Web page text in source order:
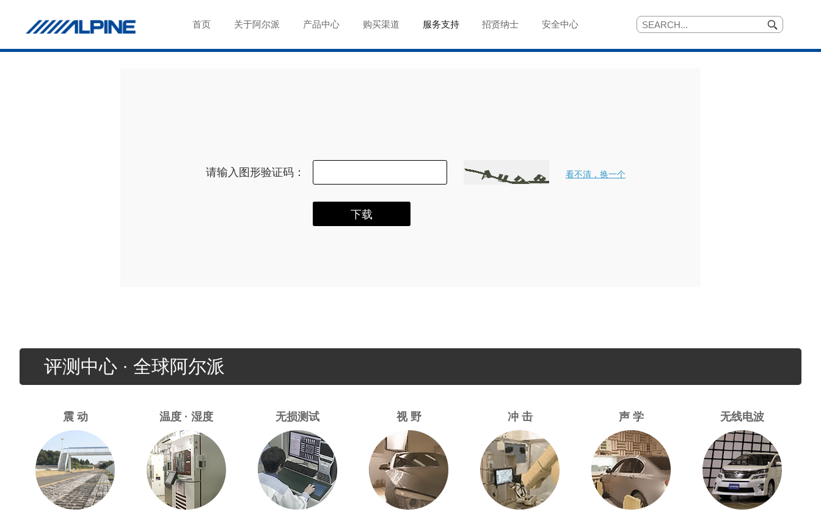
首页 关于阿尔派 产品中心 购买渠道 服务支持 招贤纳士 安全中心
请输入图形验证码： 看不清，换一个
下载
评测中心 · 全球阿尔派
震 动 温度 · 湿度 无损测试 视 野 冲 击 声 学 无线电波